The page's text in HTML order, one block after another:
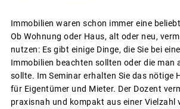
Immobilien waren schon immer eine
Ob Wohnung oder Haus, alt oder neu,
nutzen: Es gibt einige Dinge, die Sie bei
Immobilien beachten sollten oder die man
sollte. Im Seminar erhalten Sie das nötige
für Eigentümer und Mieter. Der Dozent
praxisnah und kompakt aus einer Vielzahl